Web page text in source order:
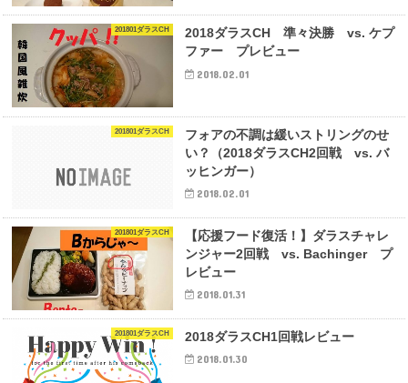
201801ダラスCH
2018ダラスCH 準々決勝 vs. ケプ
ファー プレビュー
2018.02.01
201801ダラスCH
フォアの不調は緩いストリングのせ
い？（2018ダラスCH2回戦 vs. バ
ッヒンガー）
2018.02.01
201801ダラスCH
【応援フード復活！】ダラスチャレ
ンジャー2回戦 vs. Bachinger プ
レビュー
2018.01.31
201801ダラスCH 2018ダラスCH1回戦レビュー
2018.01.30